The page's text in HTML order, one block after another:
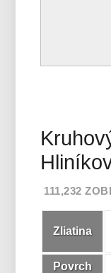
111,232
Zliatina
Povrch